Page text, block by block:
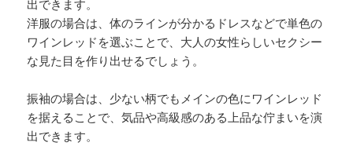
出できます。
洋服の場合は、体のラインが分かるドレスなどで単色の
ワインレッドを選ぶことで、大人の女性らしいセクシー
な見た目を作り出せるでしょう。
振袖の場合は、少ない柄でもメインの色にワインレッド
を据えることで、気品や高級感のある上品な佇まいを演
出できます。